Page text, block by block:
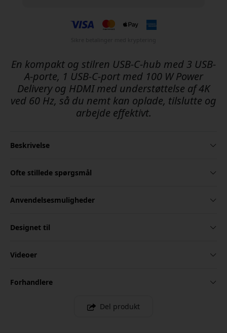
En kompakt og stilren USB-C-hub med 3 USB-
A-porte, 1 USB-C-port med 100 W Power
Delivery og HDMI med understøttelse af 4K
ved 60 Hz, så du nemt kan oplade, tilslutte og
arbejde effektivt.
Beskrivelse
Ofte stillede spørgsmål
Anvendelsesmuligheder
Designet til
Videoer
Forhandlere
Del produkt